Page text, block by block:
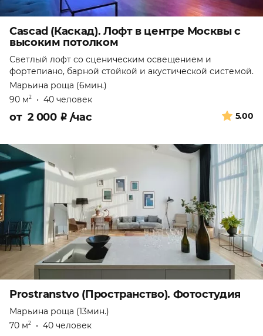
Cascad (Каскад). Лофт в центре Москвы с
высоким потолком
Светлый лофт со сценическим освещением и
фортепиано, барной стойкой и акустической системой.
Марьина роща (6мин.)
90 м2 • 40 человек
5.00
от 2 000 ₽ /час
Prostranstvo (Пространство). Фотостудия
Марьина роща (13мин.)
70 м2 • 40 человек